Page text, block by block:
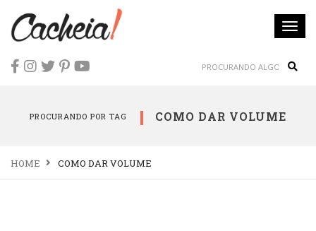
PROCURANDO POR TAG COMO DAR VOLUME
HOME COMO DAR VOLUME